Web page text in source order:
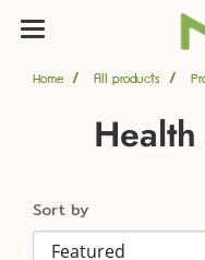
Home All products
Sort by